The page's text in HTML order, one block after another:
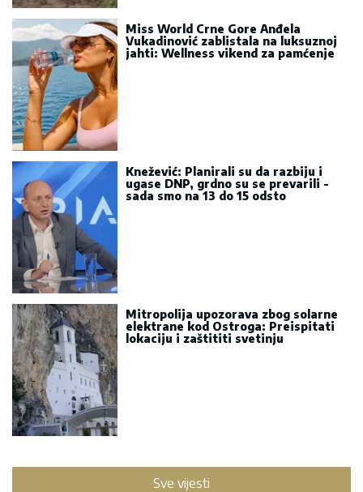
Miss World Crne Gore Anđela
Vukadinović zablistala na luksuznoj
jahti: Wellness vikend za pamćenje
Knežević: Planirali su da razbiju i
ugase DNP, grdno su se prevarili -
sada smo na 13 do 15 odsto
Mitropolija upozorava zbog solarne
elektrane kod Ostroga: Preispitati
lokaciju i zaštititi svetinju
Sve vijesti